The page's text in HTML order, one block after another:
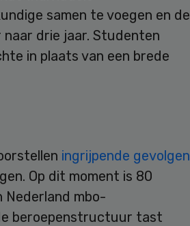
samen te voegen en de
drie jaar. Studenten
in plaats van een brede
ingrijpende gevolgen
Op dit moment is 80
Nederland mbo-
beroepenstructuur tast